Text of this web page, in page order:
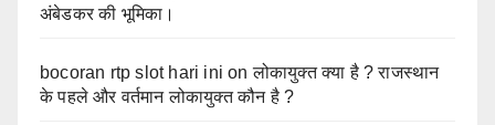
अंबेडकर की भूमिका।
bocoran rtp slot hari ini onलोकायुक्त क्या है ? राजस्थान
के पहले और वर्तमान लोकायुक्त कौन है ?